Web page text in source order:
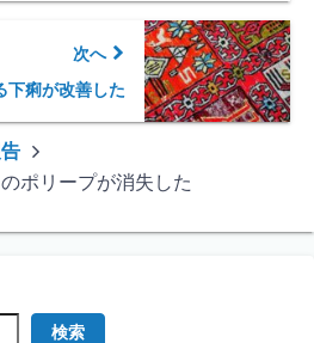
次へ
下痢が改善した
ポリープが消失した
検索